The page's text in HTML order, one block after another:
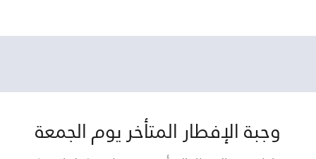
وجبة الإفطار المتأخر يوم الجمعة